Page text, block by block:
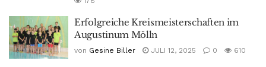
Erfolgreiche Kreismeisterschaften im
Augustinum Mölln
von Gesine Biller JULI 12, 2025 0 610